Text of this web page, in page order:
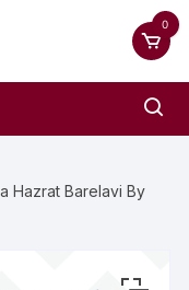
0
Hazrat Barelavi By